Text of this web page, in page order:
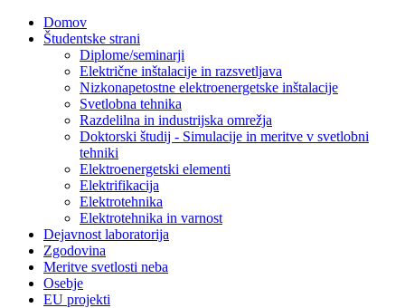
Domov
Študentske strani
Diplome/seminarji
Električne inštalacije in razsvetljava
Nizkonapetostne elektroenergetske inštalacije
Svetlobna tehnika
Razdelilna in industrijska omrežja
Doktorski študij - Simulacije in meritve v svetlobni
tehniki
Elektroenergetski elementi
Elektrifikacija
Elektrotehnika
Elektrotehnika in varnost
Dejavnost laboratorija
Zgodovina
Meritve svetlosti neba
Osebje
EU projekti